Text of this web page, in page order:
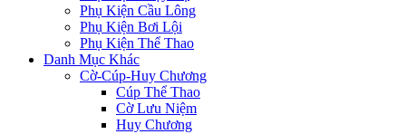
Phụ Kiện Cầu Lông
Phụ Kiện Bơi Lội
Phụ Kiện Thể Thao
Danh Mục Khác
Cờ-Cúp-Huy Chương
Cúp Thể Thao
Cờ Lưu Niệm
Huy Chương